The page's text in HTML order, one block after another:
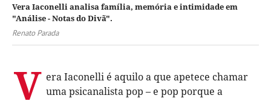
Vera Iaconelli analisa família, memória e intimidade em
"Análise - Notas do Divã".
Renato Parada
V era Iaconelli é aquilo a que apetece chamar
uma psicanalista pop – e pop porque a